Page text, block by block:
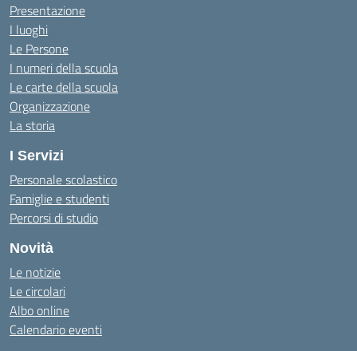
Presentazione
I luoghi
Le Persone
I numeri della scuola
Le carte della scuola
Organizzazione
La storia
I Servizi
Personale scolastico
Famiglie e studenti
Percorsi di studio
Novità
Le notizie
Le circolari
Albo online
Calendario eventi